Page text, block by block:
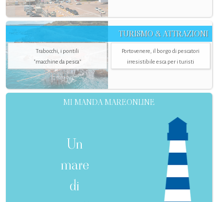
TURISMO & ATTRAZIONI
Trabocchi, i pontili
"macchine da pesca"
Portovenere, il borgo di pescatori
irresistibile esca per i turisti
MI MANDA MAREONLINE
Un
mare
di